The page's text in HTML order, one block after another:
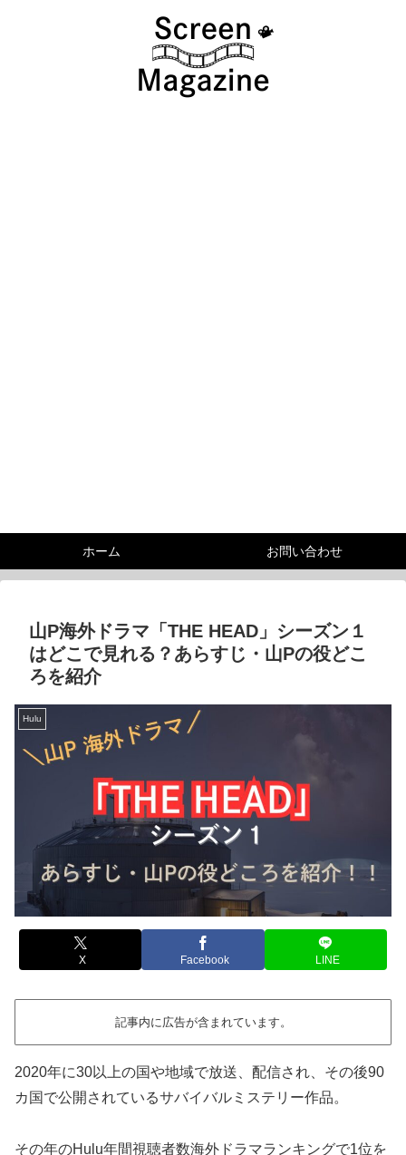
ホーム お問い合わせ
山P海外ドラマ「THE HEAD」シーズン１
はどこで見れる？あらすじ・山Pの役どこ
ろを紹介
Hulu
X Facebook LINE
記事内に広告が含まれています。
2020年に30以上の国や地域で放送、配信され、その後90
カ国で公開されているサバイバルミステリー作品。
その年のHulu年間視聴者数海外ドラマランキングで1位を